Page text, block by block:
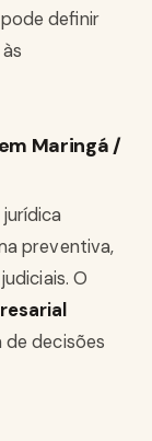
definir
Maringá /
preventiva,
O
decisões